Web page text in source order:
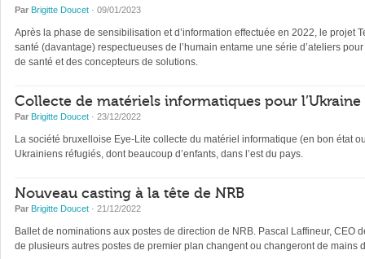
Par Brigitte Doucet · 09/01/2023
Après la phase de sensibilisation et d’information effectuée en 2022, le projet
santé (davantage) respectueuses de l’humain entame une série d’ateliers
de santé et des concepteurs de solutions.
Collecte de matériels informatiques pour l’Ukraine
Par Brigitte Doucet · 23/12/2022
La société bruxelloise Eye-Lite collecte du matériel informatique (en bon état
Ukrainiens réfugiés, dont beaucoup d’enfants, dans l’est du pays.
Nouveau casting à la tête de NRB
Par Brigitte Doucet · 21/12/2022
Ballet de nominations aux postes de direction de NRB. Pascal Laffineur,
de plusieurs autres postes de premier plan changent ou changeront de mains